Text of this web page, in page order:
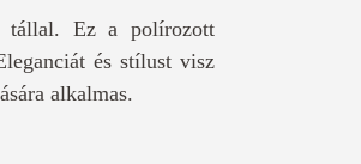
tállal. Ez a polírozott
és stílust visz
alkalmas.